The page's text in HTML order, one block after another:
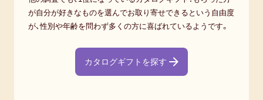
が自分が好きなものを選んでお取り寄せできるという自由度
が、性別や年齢を問わず多くの方に喜ばれているようです。
カタログギフトを探す